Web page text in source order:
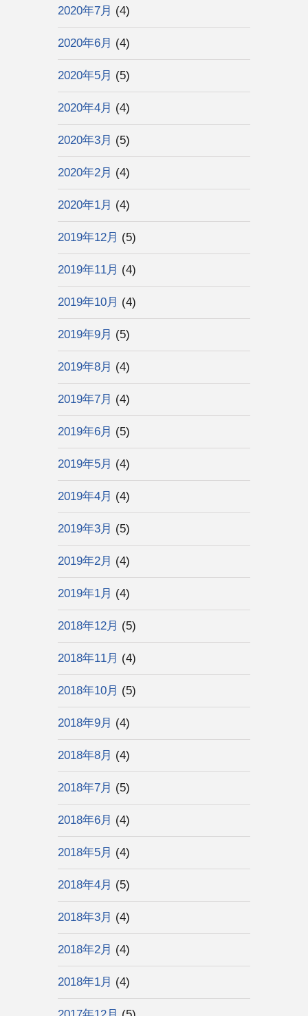
2020年7月 (4)
2020年6月 (4)
2020年5月 (5)
2020年4月 (4)
2020年3月 (5)
2020年2月 (4)
2020年1月 (4)
2019年12月 (5)
2019年11月 (4)
2019年10月 (4)
2019年9月 (5)
2019年8月 (4)
2019年7月 (4)
2019年6月 (5)
2019年5月 (4)
2019年4月 (4)
2019年3月 (5)
2019年2月 (4)
2019年1月 (4)
2018年12月 (5)
2018年11月 (4)
2018年10月 (5)
2018年9月 (4)
2018年8月 (4)
2018年7月 (5)
2018年6月 (4)
2018年5月 (4)
2018年4月 (5)
2018年3月 (4)
2018年2月 (4)
2018年1月 (4)